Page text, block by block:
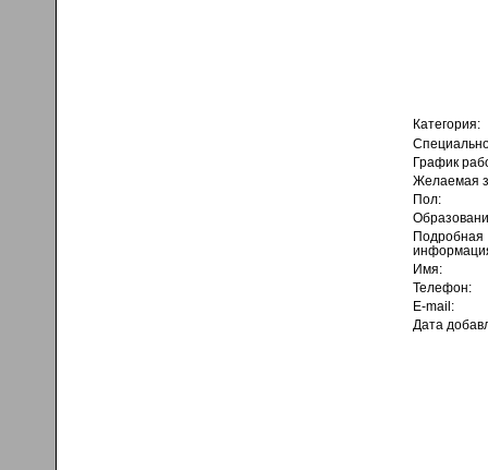
Категория:
График
Желаемая
Пол:
Подробная
Имя:
Телефон:
E-mail:
Дата